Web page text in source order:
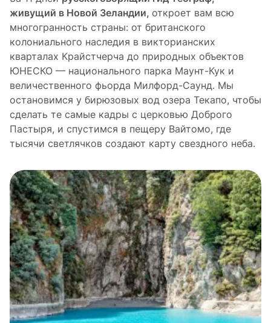
живущий в Новой Зеландии, откроет вам всю
многогранность страны: от британского
колониального наследия в викторианских
кварталах Крайстчерча до природных объектов
ЮНЕСКО — национального парка Маунт-Кук и
величественного фьорда Милфорд-Саунд. Мы
остановимся у бирюзовых вод озера Текапо, чтобы
сделать те самые кадры с церковью Доброго
Пастыря, и спустимся в пещеру Вайтомо, где
тысячи светлячков создают карту свездного неба.